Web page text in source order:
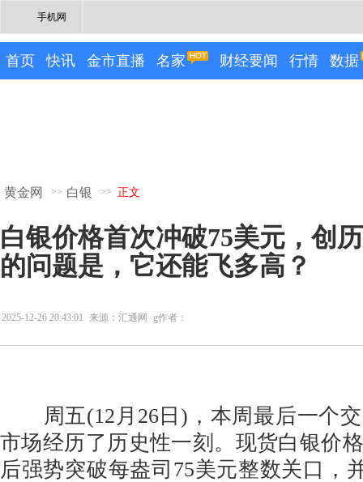
手机网
首页 快讯 金市直播 名家 财经要闻 行情 数据
黄金网 >> 白银 >> 正文
白银价格首次冲破75美元，创
的问题是，它还能飞多高？
2025-12-26 20:43:01 来源：汇通网 g作者：
周五(12月26日)，本周最后一个交
市场经历了历史性一刻。现货白银价
后强势突破每盎司75美元整数关口，